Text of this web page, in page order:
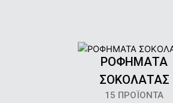
ΡΟΦΗΜΑΤΑ
ΣΟΚΟΛΑΤΑΣ
15 ΠΡΟΪΌΝΤΑ